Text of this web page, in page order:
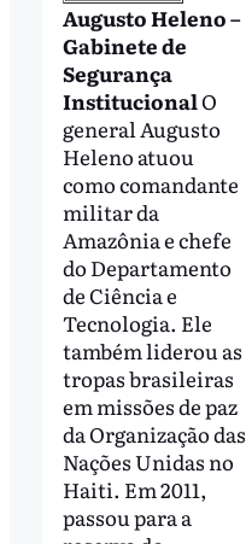
Augusto Heleno –
Gabinete de
Segurança
InstitucionalO
general Augusto
Heleno atuou
como comandante
militar da
Amazônia e chefe
do Departamento
de Ciência e
Tecnologia. Ele
também liderou as
tropas brasileiras
em missões de paz
da Organização das
Nações Unidas no
Haiti. Em 2011,
passou para a